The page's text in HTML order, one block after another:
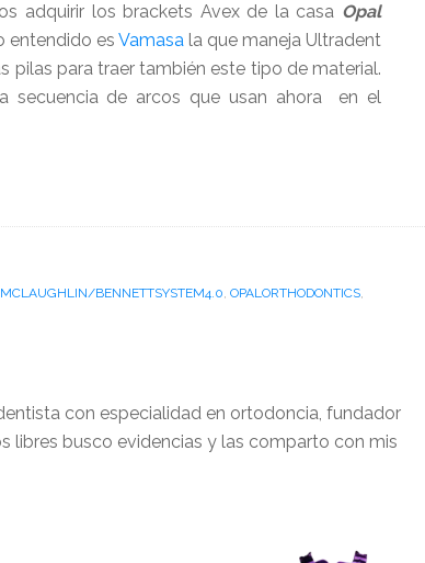
adquirir los brackets Avex de la casa Opal
entendido es Vamasa la que maneja Ultradent
pilas para traer también este tipo de material.
secuencia de arcos que usan ahora en el
MCLAUGHLIN/BENNETTSYSTEM4.0, OPALORTHODONTICS,
con especialidad en ortodoncia, fundador
libres busco evidencias y las comparto con mis